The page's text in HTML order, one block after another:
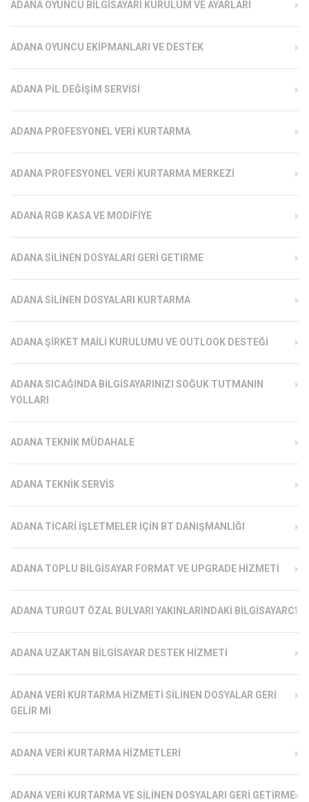
ADANA OYUNCU BILGISAYARI KURULUM VE AYARLARI
ADANA OYUNCU EKIPMANLARI VE DESTEK
ADANA PIL DEĞIŞIM SERVISI
ADANA PROFESYONEL VERI KURTARMA
ADANA PROFESYONEL VERI KURTARMA MERKEZI
ADANA RGB KASA VE MODIFIYE
ADANA SILINEN DOSYALARI GERI GETIRME
ADANA SILINEN DOSYALARI KURTARMA
ADANA ŞIRKET MAILI KURULUMU VE OUTLOOK DESTEĞI
ADANA SICAĞINDA BILGISAYARINIZI SOĞUK TUTMANIN
YOLLARI
ADANA TEKNIK MÜDAHALE
ADANA TEKNIK SERVIS
ADANA TICARI İŞLETMELER İÇIN BT DANIŞMANLIĞI
ADANA TOPLU BILGISAYAR FORMAT VE UPGRADE HIZMETI
ADANA TURGUT ÖZAL BULVARI YAKINLARINDAKI BILGISAYARCI
ADANA UZAKTAN BILGISAYAR DESTEK HIZMETI
ADANA VERI KURTARMA HIZMETI SILINEN DOSYALAR GERI
GELIR MI
ADANA VERI KURTARMA HIZMETLERI
ADANA VERI KURTARMA VE SILINEN DOSYALARI GERI GETIRME